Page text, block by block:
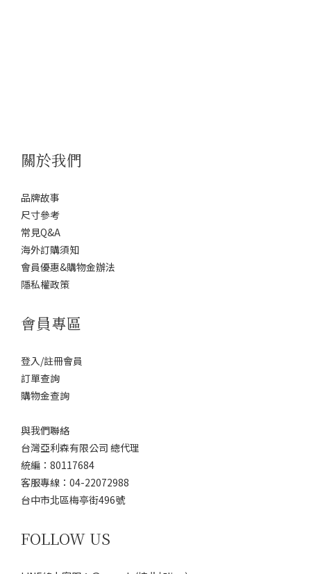
關於我們
品牌故事
尺寸參考
常見Q&A
海外訂購須知
會員優惠&購物金辦法
隱私權政策
會員專區
登入/註冊會員
訂單查詢
購物金查詢
與我們聯絡
台灣亞利森有限公司 總代理
統編：80117684
客服專線：04-22072988
台中市北區梅亭街496號
FOLLOW US